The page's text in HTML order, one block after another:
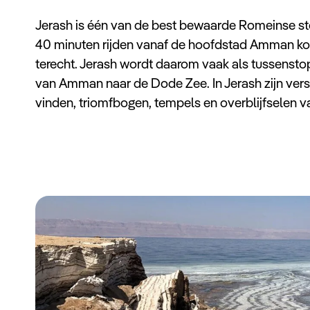
Jerash is één van de best bewaarde Romeinse
40 minuten rijden vanaf de hoofdstad Amman
terecht. Jerash wordt daarom vaak als
van Amman naar de Dode Zee. In Jerash zijn
vinden, triomfbogen, tempels en overblijfselen